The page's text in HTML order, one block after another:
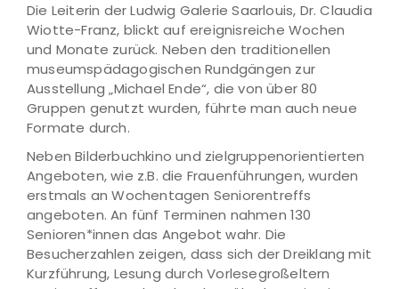
Die Leiterin der Ludwig Galerie Saarlouis, Dr. Claudia
Wiotte-Franz, blickt auf ereignisreiche Wochen
und Monate zurück. Neben den traditionellen
museumspädagogischen Rundgängen zur
Ausstellung „Michael Ende“, die von über 80
Gruppen genutzt wurden, führte man auch neue
Formate durch.
Neben Bilderbuchkino und zielgruppenorientierten
Angeboten, wie z.B. die Frauenführungen, wurden
erstmals an Wochentagen Seniorentreffs
angeboten. An fünf Terminen nahmen 130
Senioren*innen das Angebot wahr. Die
Besucherzahlen zeigen, dass sich der Dreiklang mit
Kurzführung, Lesung durch Vorlesegroßeltern